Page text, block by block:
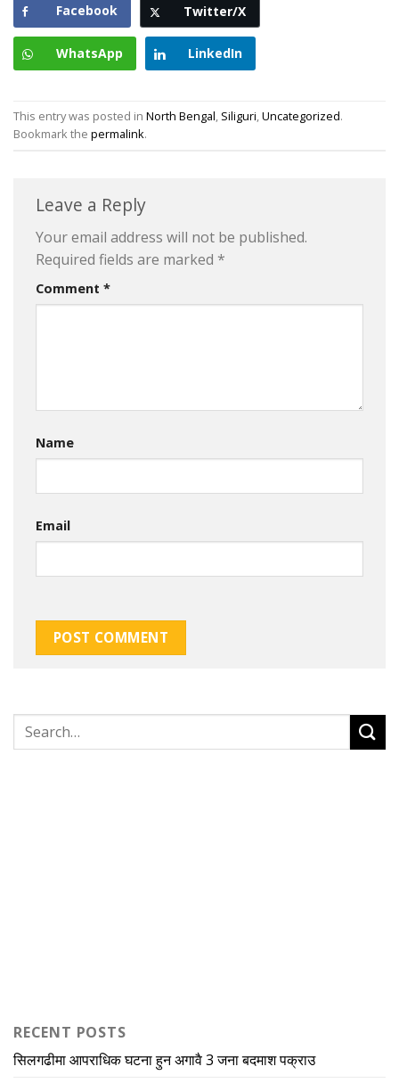
Facebook Twitter/X
WhatsApp LinkedIn
This entry was posted in North Bengal, Siliguri,Uncategorized.
Bookmark the permalink.
Leave a Reply
Your email address will not be published.
Required fields are marked *
Comment *
Name
Email
RECENT POSTS
सिलगढीमा आपराधिक घटना हुन अगावै 3 जना बदमाश पक्राउ